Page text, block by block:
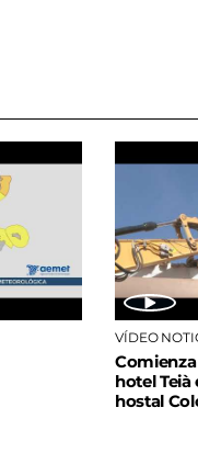
VÍDEO
hotel Teià
hostal